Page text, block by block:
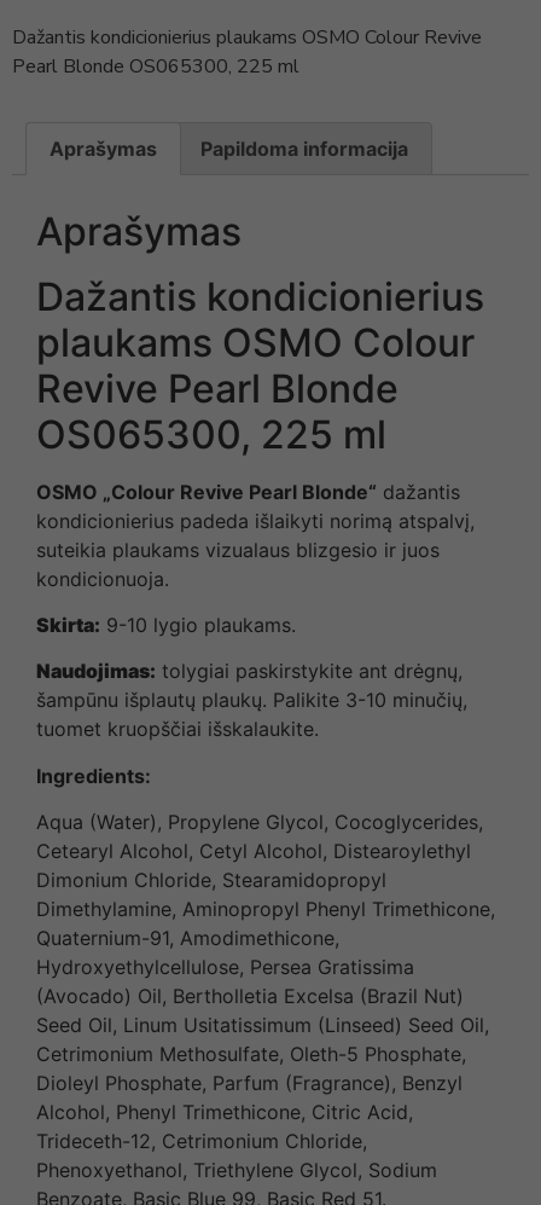
Dažantis kondicionierius plaukams OSMO Colour Revive
Pearl Blonde OS065300, 225 ml
Aprašymas Papildoma informacija
Aprašymas
Dažantis kondicionierius
plaukams OSMO Colour
Revive Pearl Blonde
OS065300, 225 ml
OSMO „Colour Revive Pearl Blonde“ dažantis
kondicionierius padeda išlaikyti norimą atspalvį,
suteikia plaukams vizualaus blizgesio ir juos
kondicionuoja.
Skirta: 9-10 lygio plaukams.
Naudojimas: tolygiai paskirstykite ant drėgnų,
šampūnu išplautų plaukų. Palikite 3-10 minučių,
tuomet kruopščiai išskalaukite.
Ingredients:
Aqua (Water), Propylene Glycol, Cocoglycerides,
Cetearyl Alcohol, Cetyl Alcohol, Distearoylethyl
Dimonium Chloride, Stearamidopropyl
Dimethylamine, Aminopropyl Phenyl Trimethicone,
Quaternium-91, Amodimethicone,
Hydroxyethylcellulose, Persea Gratissima
(Avocado) Oil, Bertholletia Excelsa (Brazil Nut)
Seed Oil, Linum Usitatissimum (Linseed) Seed Oil,
Cetrimonium Methosulfate, Oleth-5 Phosphate,
Dioleyl Phosphate, Parfum (Fragrance), Benzyl
Alcohol, Phenyl Trimethicone, Citric Acid,
Trideceth-12, Cetrimonium Chloride,
Phenoxyethanol, Triethylene Glycol, Sodium
Benzoate, Basic Blue 99, Basic Red 51.